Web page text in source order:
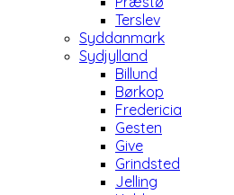
Terslev
Syddanmark
Sydjylland
Billund
Børkop
Fredericia
Gesten
Give
Grindsted
Jelling